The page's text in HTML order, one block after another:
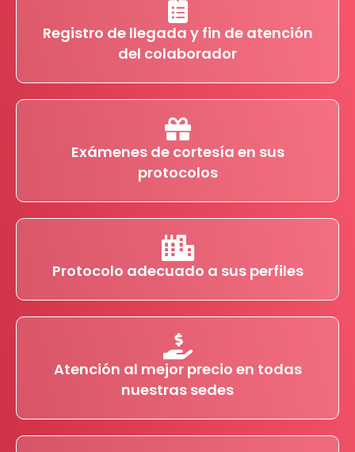
Registro de llegada y fin de atención
del colaborador
Exámenes de cortesía en sus
protocolos
Protocolo adecuado a sus perfiles
Atención al mejor precio en todas
nuestras sedes